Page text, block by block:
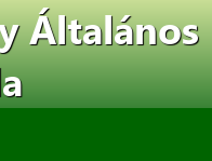
Általános